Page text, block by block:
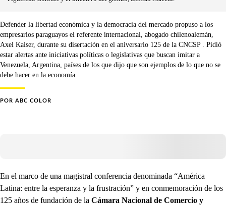
Defender la libertad económica y la democracia del mercado propuso a los
empresarios paraguayos el referente internacional, abogado chilenoalemán,
Axel Kaiser, durante su disertación en el aniversario 125 de la CNCSP . Pidió
estar alertas ante iniciativas políticas o legislativas que buscan imitar a
Venezuela, Argentina, países de los que dijo que son ejemplos de lo que no se
debe hacer en la economía
POR ABC COLOR
En el marco de una magistral conferencia denominada “América
Latina: entre la esperanza y la frustración” y en conmemoración de los
125 años de fundación de la Cámara Nacional de Comercio y